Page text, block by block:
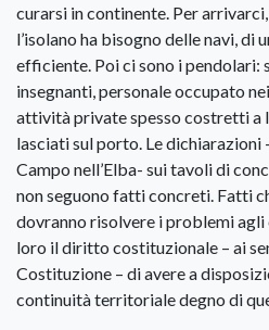
curarsi in continente. Per
l’isolano ha bisogno delle navi, di
efficiente. Poi ci sono i pendolari:
insegnanti, personale occupato
attività private spesso costretti a
lasciati sul porto. Le dichiarazioni
Campo nell’Elba- sui tavoli di
non seguono fatti concreti. Fatti
dovranno risolvere i problemi
loro il diritto costituzionale – ai
Costituzione – di avere a
continuità territoriale degno di